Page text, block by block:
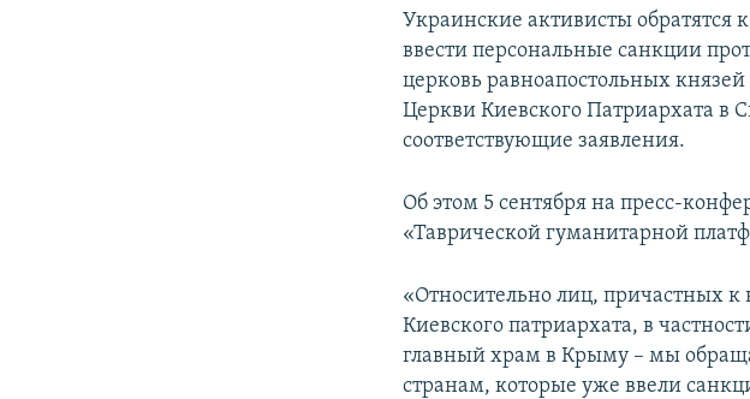
Украинские активисты обратятся
ввести персональные санкции
церковь равноапостольных
Церкви Киевского Патриархата в
соответствующие заявления.
Об этом 5 сентября на пресс-
«Таврической гуманитарной
«Относительно лиц, причастных
Киевского патриархата, в
главный храм в Крыму – мы
странам, которые уже ввели